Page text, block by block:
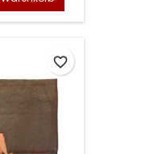
favorite_border